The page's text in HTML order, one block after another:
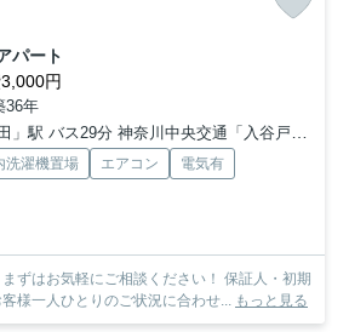
パート
円
36年
分 神奈川中央交通「入谷戸〔町田市やくし台〕」 停歩4分
洗濯機置場 エアコン
電気有
気軽にご相談ください！ 保証人・初期
様一人ひとりのご状況に合わせ... もっと見る